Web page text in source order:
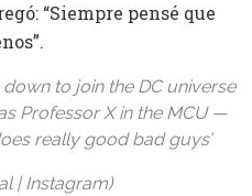
“Siempre pensé que
to join the DC universe
Professor X in the MCU —
really good bad guys’
| Instagram)